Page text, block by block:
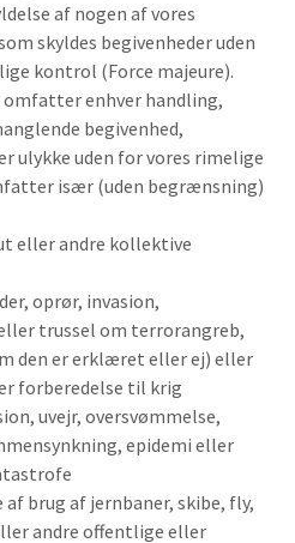
af nogen af vores
skyldes begivenheder uden
kontrol (Force majeure).
omfatter enhver handling,
begivenhed,
ulykke uden for vores rimelige
især (uden begrænsning)
eller andre kollektive
oprør, invasion,
trussel om terrorangreb,
den er erklæret eller ej) eller
forberedelse til krig
uvejr, oversvømmelse,
epidemi eller
brug af jernbaner, skibe, fly,
andre offentlige eller